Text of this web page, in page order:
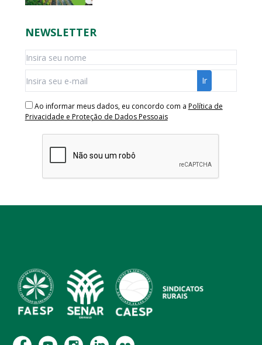
NEWSLETTER
Ao informar meus dados, eu concordo com a Política de
Privacidade e Proteção de Dados Pessoais